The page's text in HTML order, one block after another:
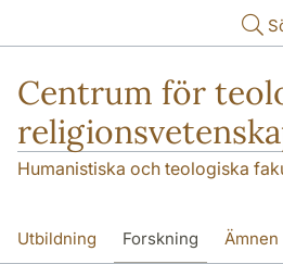
Centrum för
Humanistiska och teologiska
Utbildning Forskning Ämnen